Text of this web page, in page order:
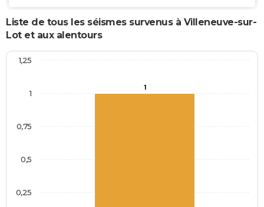
Liste de tous les séismes survenus à Villeneuve-sur-
Lot et aux alentours
1
0,25
0,5
0,75
1
1,25